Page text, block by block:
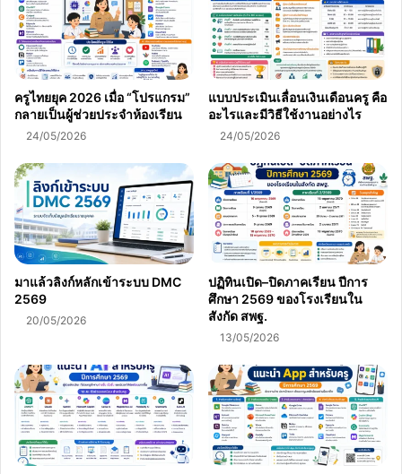
ครูไทยยุค 2026 เมื่อ “โปรแกรม”
กลายเป็นผู้ช่วยประจำห้องเรียน
24/05/2026
แบบประเมินเลื่อนเงินเดือนครู คือ
อะไรและมีวิธีใช้งานอย่างไร
24/05/2026
มาแล้วลิงก์หลักเข้าระบบ DMC
2569
20/05/2026
ปฏิทินเปิด–ปิดภาคเรียน ปีการ
ศึกษา 2569 ของโรงเรียนใน
สังกัด สพฐ.
13/05/2026